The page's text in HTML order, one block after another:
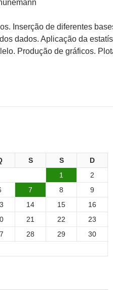
Inserção de diferentes
dados. Aplicação da
Produção de gráficos.
S S
D
1
2
7 8
9
14 15
16
21 22
23
28 29
30